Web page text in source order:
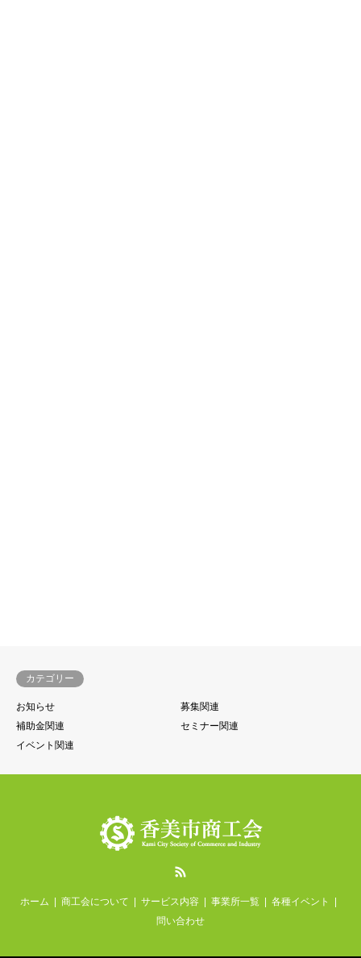
カテゴリー
お知らせ
募集関連
補助金関連
セミナー関連
イベント関連
ホーム 商工会について サービス内容 事業所一覧
各種イベント
問い合わせ